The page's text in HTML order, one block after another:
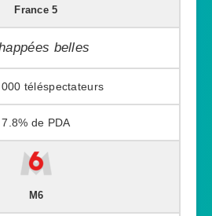
France 5
belles
7.8%
M6